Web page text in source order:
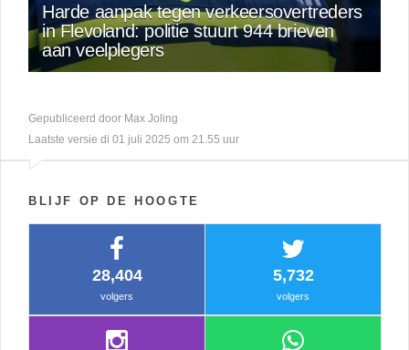
Harde aanpak tegen verkeersovertreders
in Flevoland: politie stuurt 944 brieven
aan veelplegers
Gepubliceerd door Max Joling
Laatste versie di 01 juli 2025 om 21.55 uur
BLIJF OP DE HOOGTE
28,404
volgers
5,732
volgers